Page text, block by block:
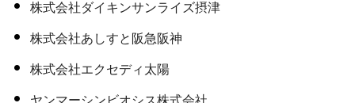
株式会社ダイキンサンライズ摂津
株式会社あしすと阪急阪神
株式会社エクセディ太陽